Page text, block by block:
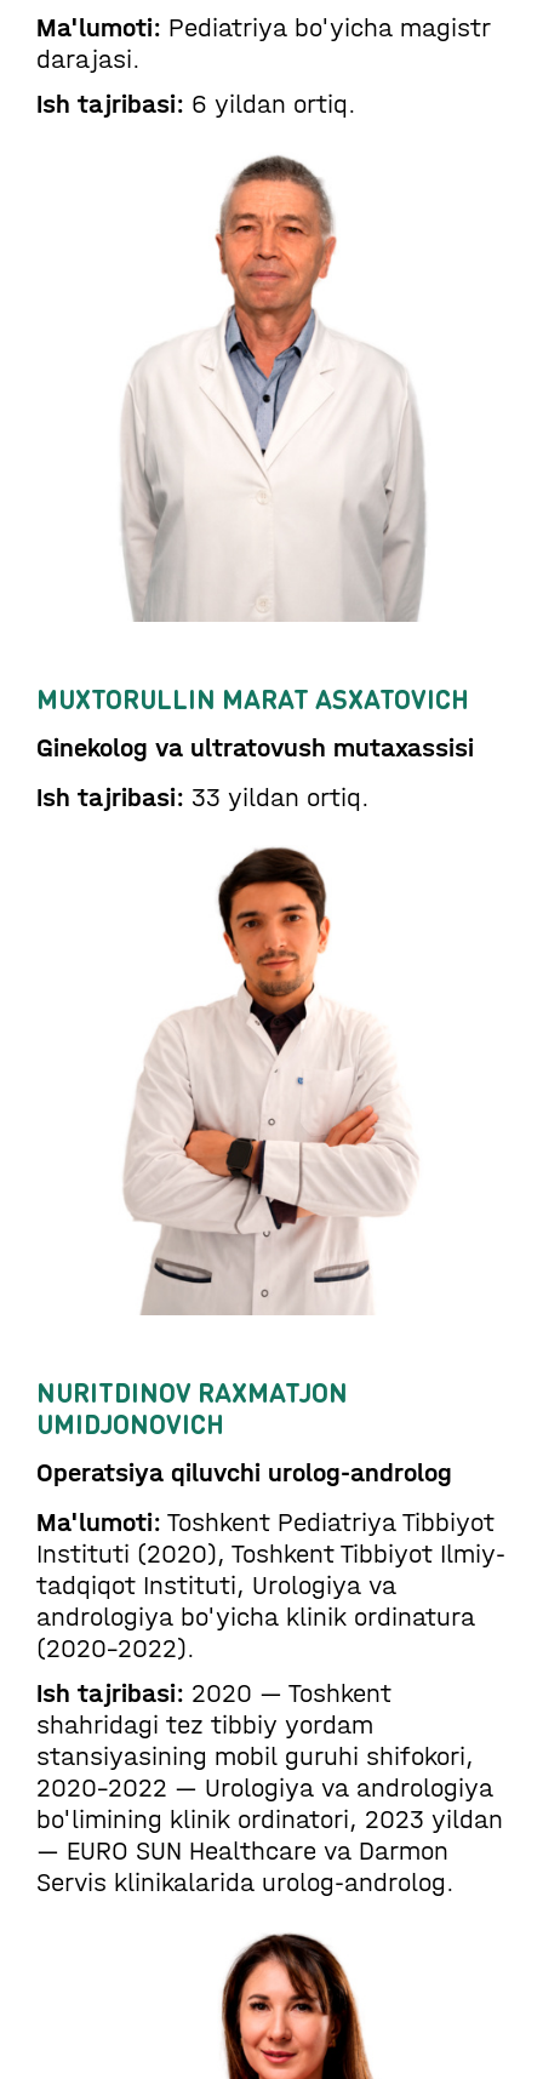
Ma'lumoti: Pediatriya bo'yicha magistr
darajasi.
Ish tajribasi: 6 yildan ortiq.
MUXTORULLIN MARAT ASXATOVICH
Ginekolog va ultratovush mutaxassisi
Ish tajribasi: 33 yildan ortiq.
NURITDINOV RAXMATJON
UMIDJONOVICH
Operatsiya qiluvchi urolog-androlog
Ma'lumoti: Toshkent Pediatriya Tibbiyot
Instituti (2020), Toshkent Tibbiyot Ilmiy-
tadqiqot Instituti, Urologiya va
andrologiya bo'yicha klinik ordinatura
(2020–2022).
Ish tajribasi: 2020 — Toshkent
shahridagi tez tibbiy yordam
stansiyasining mobil guruhi shifokori,
2020–2022 — Urologiya va andrologiya
bo'limining klinik ordinatori, 2023 yildan
— EURO SUN Healthcare va Darmon
Servis klinikalarida urolog-androlog.